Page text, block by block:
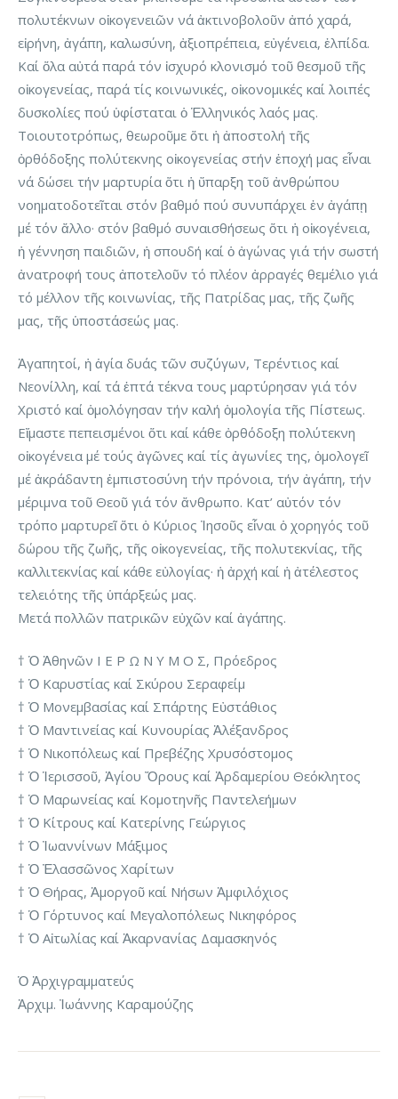
πολυτέκνων οἰκογενειῶν νά ἀκτινοβολοῦν ἀπό χαρά,
εἰρήνη, ἀγάπη, καλωσύνη, ἀξιοπρέπεια, εὐγένεια, ἐλπίδα.
Καί ὅλα αὐτά παρά τόν ἰσχυρό κλονισμό τοῦ θεσμοῦ τῆς
οἰκογενείας, παρά τίς κοινωνικές, οἰκονομικές καί λοιπές
δυσκολίες πού ὑφίσταται ὁ Ἑλληνικός λαός μας.
Τοιουτοτρόπως, θεωροῦμε ὅτι ἡ ἀποστολή τῆς
ὀρθόδοξης πολύτεκνης οἰκογενείας στήν ἐποχή μας εἶναι
νά δώσει τήν μαρτυρία ὅτι ἡ ὕπαρξη τοῦ ἀνθρώπου
νοηματοδοτεῖται στόν βαθμό πού συνυπάρχει ἐν ἀγάπῃ
μέ τόν ἄλλο· στόν βαθμό συναισθήσεως ὅτι ἡ οἰκογένεια,
ἡ γέννηση παιδιῶν, ἡ σπουδή καί ὁ ἀγώνας γιά τήν σωστή
ἀνατροφή τους ἀποτελοῦν τό πλέον ἀρραγές θεμέλιο γιά
τό μέλλον τῆς κοινωνίας, τῆς Πατρίδας μας, τῆς ζωῆς
μας, τῆς ὑποστάσεώς μας.
Ἀγαπητοί, ἡ ἁγία δυάς τῶν συζύγων, Τερέντιος καί
Νεονίλλη, καί τά ἑπτά τέκνα τους μαρτύρησαν γιά τόν
Χριστό καί ὁμολόγησαν τήν καλή ὁμολογία τῆς Πίστεως.
Εἴμαστε πεπεισμένοι ὅτι καί κάθε ὀρθόδοξη πολύτεκνη
οἰκογένεια μέ τούς ἀγῶνες καί τίς ἀγωνίες της, ὁμολογεῖ
μέ ἀκράδαντη ἐμπιστοσύνη τήν πρόνοια, τήν ἀγάπη, τήν
μέριμνα τοῦ Θεοῦ γιά τόν ἄνθρωπο. Κατ’ αὐτόν τόν
τρόπο μαρτυρεῖ ὅτι ὁ Κύριος Ἰησοῦς εἶναι ὁ χορηγός τοῦ
δώρου τῆς ζωῆς, τῆς οἰκογενείας, τῆς πολυτεκνίας, τῆς
καλλιτεκνίας καί κάθε εὐλογίας· ἡ ἀρχή καί ἡ ἀτέλεστος
τελειότης τῆς ὑπάρξεώς μας.
Μετά πολλῶν πατρικῶν εὐχῶν καί ἀγάπης.
† Ὁ Ἀθηνῶν Ι Ε Ρ Ω Ν Υ Μ Ο Σ, Πρόεδρος
† Ὁ Καρυστίας καί Σκύρου Σεραφείμ
† Ὁ Μονεμβασίας καί Σπάρτης Εὐστάθιος
† Ὁ Μαντινείας καί Κυνουρίας Ἀλέξανδρος
† Ὁ Νικοπόλεως καί Πρεβέζης Χρυσόστομος
† Ὁ Ἱερισσοῦ, Ἁγίου Ὄρους καί Ἀρδαμερίου Θεόκλητος
† Ὁ Μαρωνείας καί Κομοτηνῆς Παντελεήμων
† Ὁ Κίτρους καί Κατερίνης Γεώργιος
† Ὁ Ἰωαννίνων Μάξιμος
† Ὁ Ἐλασσῶνος Χαρίτων
† Ὁ Θήρας, Ἀμοργοῦ καί Νήσων Ἀμφιλόχιος
† Ὁ Γόρτυνος καί Μεγαλοπόλεως Νικηφόρος
† Ὁ Αἰτωλίας καί Ἀκαρνανίας Δαμασκηνός
Ὁ Ἀρχιγραμματεύς
Ἀρχιμ. Ἰωάννης Καραμούζης